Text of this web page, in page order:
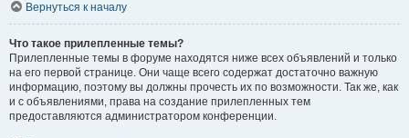
Вернуться к началу
Что такое прилепленные темы?
Прилепленные темы в форуме находятся ниже всех объявлений и только
на его первой странице. Они чаще всего содержат достаточно важную
информацию, поэтому вы должны прочесть их по возможности. Так же, как
и с объявлениями, права на создание прилепленных тем
предоставляются администратором конференции.